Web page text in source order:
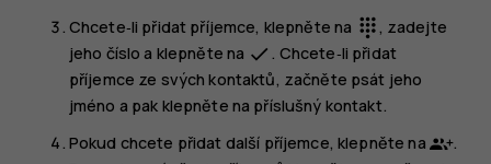
Chcete‑li přidat příjemce, klepněte na dialpad , zadejte
jeho číslo a klepněte na done . Chcete‑li přidat
příjemce ze svých kontaktů, začněte psát jeho
jméno a pak klepněte na příslušný kontakt.
Pokud chcete přidat další příjemce, klepněte na
.